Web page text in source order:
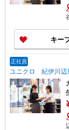
キー
正社員
ユニクロ 紀伊川辺